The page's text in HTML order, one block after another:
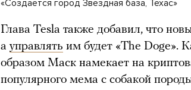
«Создается город Звездная база, Техас»
Глава Tesla также добавил, что
а управлять им будет «The Doge».
образом Маск намекает на
популярного мема с собакой